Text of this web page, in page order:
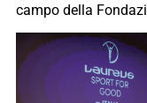
campo della